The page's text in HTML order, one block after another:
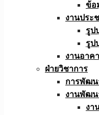
ข้อ
งานประ
รูป
รูป
งานอาค
ฝ่ายวิชาการ
การพัฒน
งานพัฒน
งา